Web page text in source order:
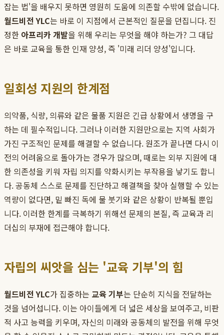
잡는 법'을 배우지 못하면 영원히 도움에 의존할 수밖에 없습니다.
월드비전 YLC는 바로 이 지점에서 근본적인 질문을 던집니다. 진
정한 아프리카 개발을 위해 우리는 무엇을 해야 하는가? 그 대답
은 바로 교육을 통한 인재 양성, 즉 '미래 리더 양성'입니다.
일회성 지원의 한계점
의약품, 식량, 의류와 같은 물품 지원은 긴급 상황에서 생명을 구
하는 데 필수적입니다. 그러나 이러한 지원만으로는 지역 사회가
가진 구조적인 문제를 해결할 수 없습니다. 원조가 끝나면 다시 이
전의 어려움으로 돌아가는 경우가 많으며, 때로는 외부 지원에 대
한 의존성을 키워 자립 의지를 약화시키는 부작용을 낳기도 합니
다. 공동체 스스로 문제를 진단하고 해결책을 찾아 실행할 수 있는
역량이 없다면, 밑 빠진 독에 물 붓기와 같은 상황이 반복될 뿐입
니다. 이러한 한계를 극복하기 위해선 문제의 본질, 즉 교육과 리
더십의 부재에 접근해야 합니다.
자립의 씨앗을 심는 '교육 기부'의 힘
월드비전 YLC가 집중하는 교육 기부는 단순히 지식을 전달하는
것을 넘어섭니다. 이는 아이들에게 더 넓은 세상을 보여주고, 비판
적 사고 능력을 키우며, 자신의 미래와 공동체의 발전을 위해 무엇